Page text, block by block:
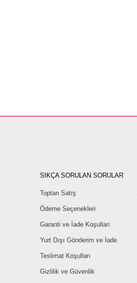
SIKÇA SORULAN SORULAR
Toptan Satış
Ödeme Seçenekleri
Garanti ve İade Koşulları
Yurt Dışı Gönderim ve İade
Teslimat Koşulları
Gizlilik ve Güvenlik